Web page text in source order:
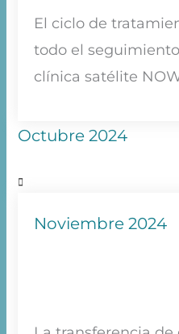
El ciclo de
todo el
clínica satélite
Octubre 2024
Noviembre 2024